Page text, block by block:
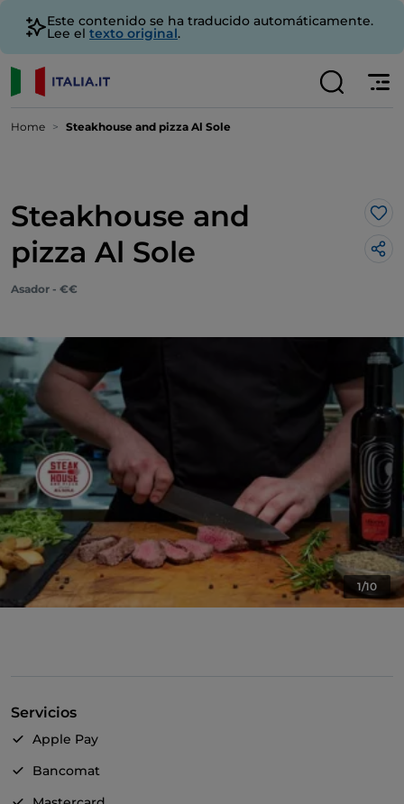
Este contenido se ha traducido automáticamente.
Lee el texto original.
Home Steakhouse and pizza Al Sole
Steakhouse and
pizza Al Sole
Me
Asador - €€
1/10
Servicios
Apple Pay
Bancomat